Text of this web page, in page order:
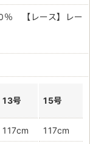
％ 【レース】レー
13号 15号
117cm 117cm